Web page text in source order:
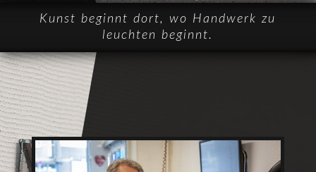
Kunst beginnt dort, wo Handwerk zu
leuchten beginnt.